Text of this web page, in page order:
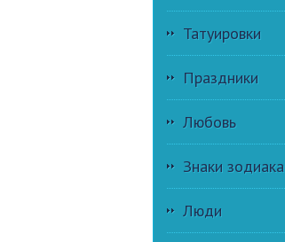
Татуировки
Праздники
Любовь
Знаки зодиака
Люди